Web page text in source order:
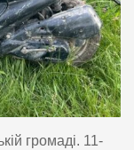
громаді. 11-